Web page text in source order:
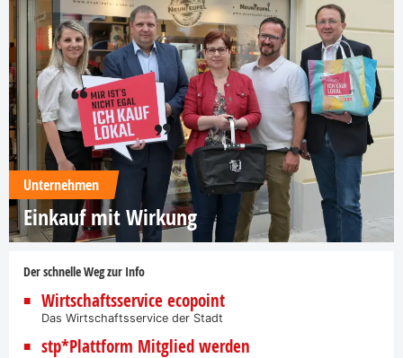
Unternehmen
Einkauf mit Wirkung
Der schnelle Weg zur Info
Wirtschaftsservice ecopoint
Das Wirtschaftsservice der Stadt
stp*Plattform Mitglied werden